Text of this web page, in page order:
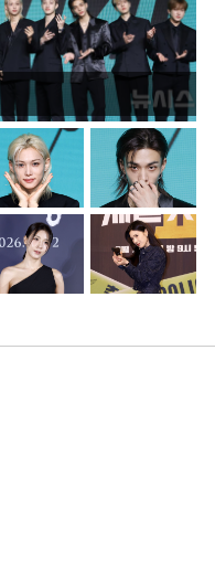
슨 일이? [뉴시스국회토pic]